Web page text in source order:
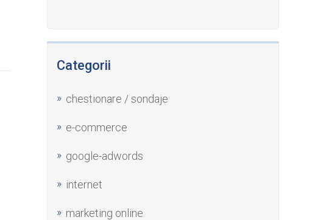
Categorii
chestionare / sondaje
e-commerce
google-adwords
internet
marketing online